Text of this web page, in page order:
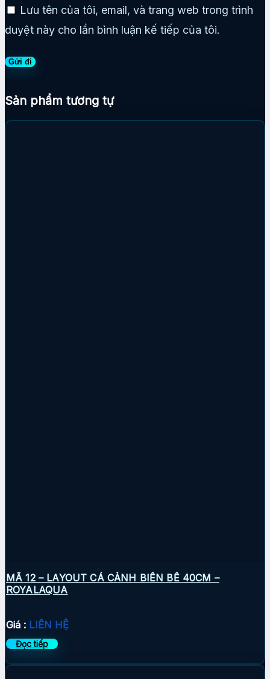
Lưu tên của tôi, email, và trang web trong trình
duyệt này cho lần bình luận kế tiếp của tôi.
Sản phẩm tương tự
MÃ 12 – LAYOUT CÁ CẢNH BIỂN BỂ 40CM –
ROYALAQUA
Giá : LIÊN HỆ
Đọc tiếp